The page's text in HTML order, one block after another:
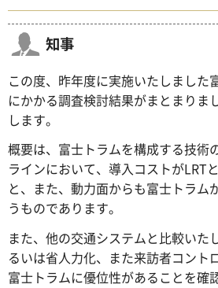
知事
この度、昨年度に実施いたしました
にかかる調査検討結果がまとまりま
します。
概要は、富士トラムを構成する技術
ラインにおいて、導入コストがLRT
と、また、動力面からも富士トラム
うものであります。
また、他の交通システムと比較いた
るいは省人力化、また来訪者コント
富士トラムに優位性があることを確